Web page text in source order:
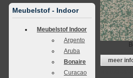
Meubelstof - Indoor
Meubelstof Indoor
Argento
Aruba
Bonaire
Curacao
meer